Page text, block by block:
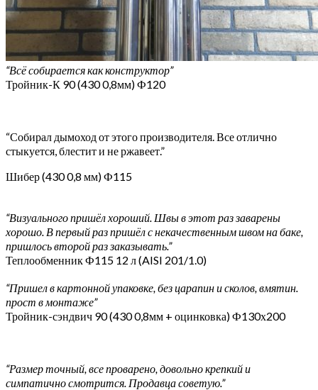
“Всё собирается как конструктор”
Тройник-К 90 (430 0,8мм) Ф120
“Собирал дымоход от этого производителя. Все отлично
стыкуется, блестит и не ржавеет.”
Шибер (430 0,8 мм) Ф115
“Визуального пришёл хороший. Швы в этот раз заварены
хорошо. В первый раз пришёл с некачественным швом на баке,
пришлось второй раз заказывать.”
Теплообменник Ф115 12 л (AISI 201/1.0)
“Пришел в картонной упаковке, без царапин и сколов, вмятин.
прост в монтаже”
Тройник-сэндвич 90 (430 0,8мм + оцинковка) Ф130х200
“Размер точный, все проварено, довольно крепкий и
симпатично смотрится. Продавца советую.”